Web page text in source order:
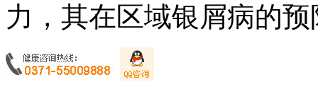
力，其在区域银屑病的